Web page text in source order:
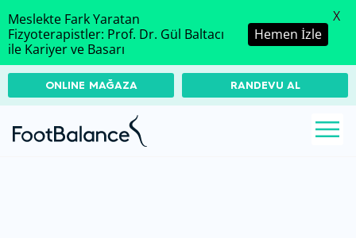
ONLINE MAĞAZA RANDEVU AL
Meslekte Fark Yaratan
Fizyoterapistler: Prof. Dr. Gül Baltacı
ile Kariyer ve Basarı
Hemen İzle
X